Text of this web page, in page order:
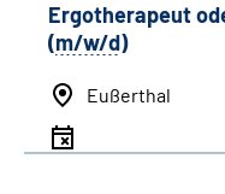
Ergotherapeut
(m/w/d)
Eußerthal